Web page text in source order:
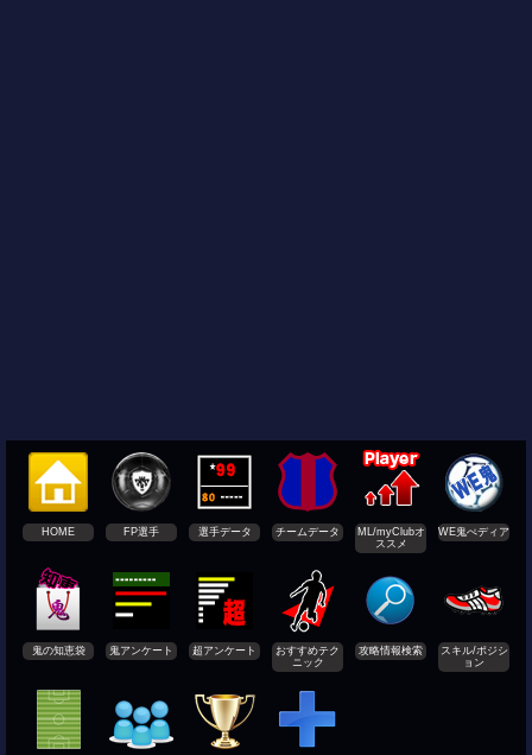
HOME FP選手 選手データ チームデータ
ML/myClubオ
ススメ
WE鬼ぺディア
鬼の知恵袋 鬼アンケート 超アンケート
おすすめテク
ニック
攻略情報検索
スキル/ポジシ
ョン